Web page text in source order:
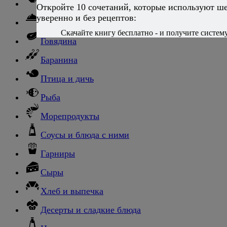
Ньокки
Свинина
Говядина
Баранина
Птица и дичь
Рыба
Морепродукты
Соусы и блюда с ними
Гарниры
Сыры
Хлеб и выпечка
Десерты и сладкие блюда
Откройте 10 сочетаний, которые используют
уверенно и без рецептов:
Скачайте книгу бесплатно - и получите